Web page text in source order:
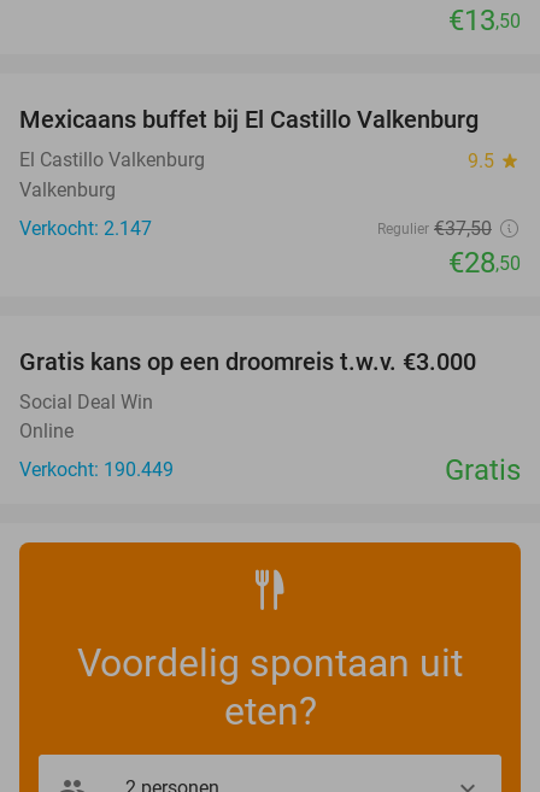
€13,50
24%
Mexicaans buffet bij El Castillo Valkenburg
El Castillo Valkenburg 9.5 star
Valkenburg
Verkocht: 2.147
Regulier €37,50
€28,50
Gratis kans op een droomreis t.w.v. €3.000
Social Deal Win
Online
Verkocht: 190.449
Gratis
Voordelig spontaan uit
eten?